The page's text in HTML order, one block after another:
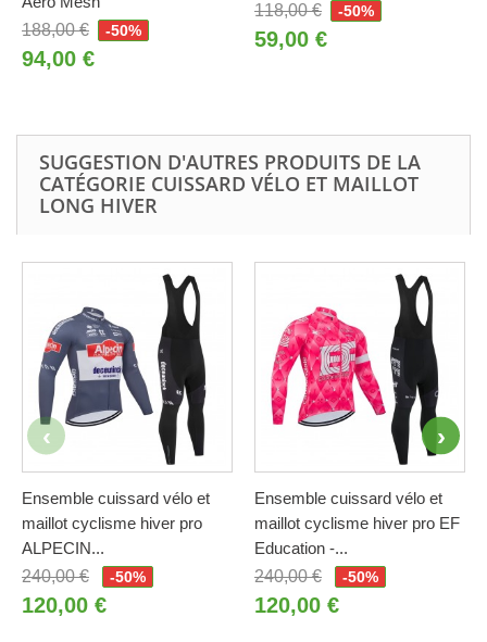
188,00 €
-50%
94,00 €
118,00 €
-50%
59,00 €
SUGGESTION D'AUTRES PRODUITS DE LA
CATÉGORIE CUISSARD VÉLO ET MAILLOT
LONG HIVER
Ensemble cuissard vélo et
maillot cyclisme hiver pro
ALPECIN...
240,00 €
-50%
120,00 €
Ensemble cuissard vélo et
maillot cyclisme hiver pro EF
Education -...
240,00 €
-50%
120,00 €